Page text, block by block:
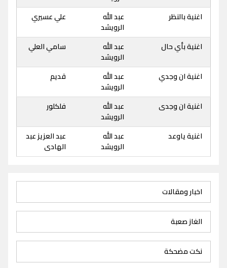
اغنية بالنظر
عبد الله
الرويشد
علي عسيري
اغنية بأي حال
عبد الله
الرويشد
سامي العلي
اغنية ان وجدي
عبد الله
الرويشد
قديم
اغنية ان وجدى
عبد الله
الرويشد
فلكلور
اغنية ياوعد
عبد الله
الرويشد
عبد العزيز عبد
الهادى
اخبار ومقالات
الغاز صعبة
نكت مضحكة